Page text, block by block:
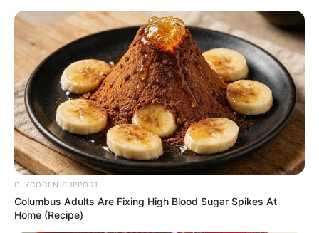
Yeni təyin olunan müavin KİMDİR?
—FOTO
GLYCOGEN SUPPORT
Columbus Adults Are Fixing High Blood Sugar Spikes At
Home (Recipe)